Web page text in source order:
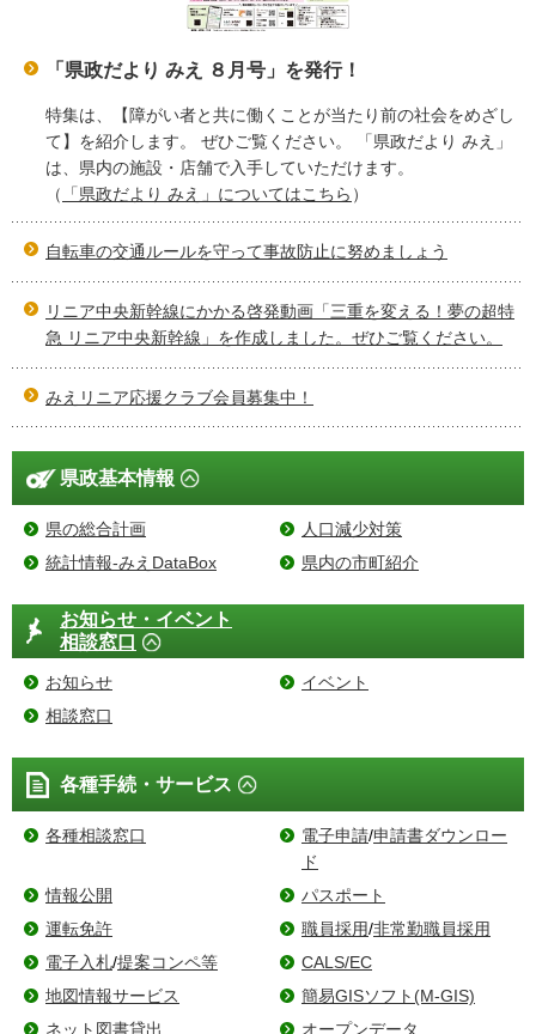
「県政だより みえ ８月号」を発行！
特集は、【障がい者と共に働くことが当たり前の社会をめざし
て】を紹介します。 ぜひご覧ください。 「県政だより みえ」
は、県内の施設・店舗で入手していただけます。
（
「県政だより みえ」についてはこちら ）
自転車の交通ルールを守って事故防止に努めましょう
リニア中央新幹線にかかる啓発動画「三重を変える！夢の超特
急 リニア中央新幹線」を作成しました。ぜひご覧ください。
みえリニア応援クラブ会員募集中！
県政基本情報
県の総合計画
人口減少対策
統計情報-みえDataBox
県内の市町紹介
お知らせ・イベント
相談窓口
お知らせ
イベント
相談窓口
各種手続・サービス
各種相談窓口 電子申請/申請書ダウンロー
ド
情報公開
パスポート
運転免許
職員採用/非常勤職員採用
電子入札/提案コンペ等
CALS/EC
地図情報サービス
簡易GISソフト(M-GIS)
ネット図書貸出
オープンデータ